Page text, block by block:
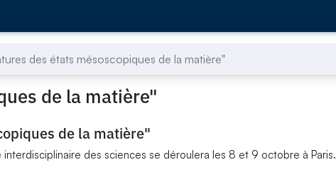
des états mésoscopiques de la matière"
de la matière"
de la matière"
des sciences se déroulera les 8 et 9 octobre à Paris.